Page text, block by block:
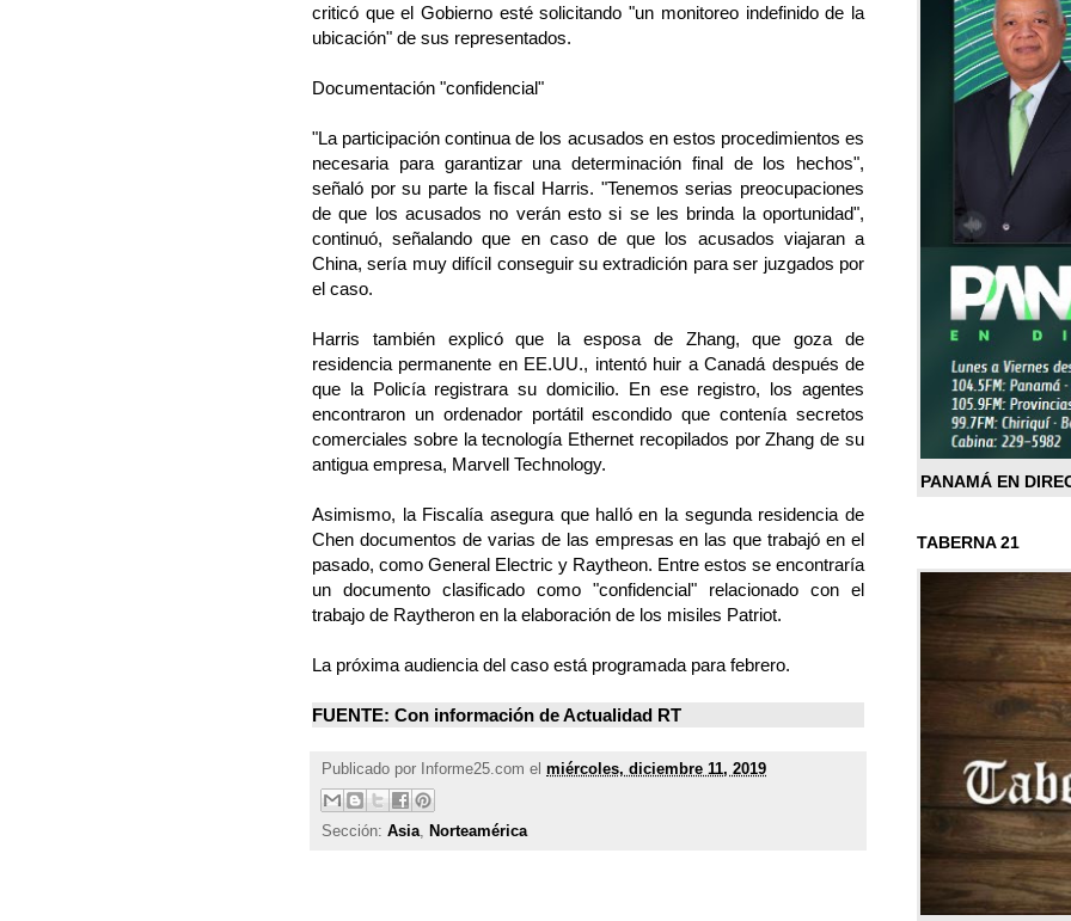
criticó que el Gobierno esté solicitando "un monitoreo indefinido de la
ubicación" de sus representados.
Documentación "confidencial"
"La participación continua de los acusados en estos procedimientos es
necesaria para garantizar una determinación final de los hechos",
señaló por su parte la fiscal Harris. "Tenemos serias preocupaciones
de que los acusados no verán esto si se les brinda la oportunidad",
continuó, señalando que en caso de que los acusados viajaran a
China, sería muy difícil conseguir su extradición para ser juzgados por
el caso.
Harris también explicó que la esposa de Zhang, que goza de
residencia permanente en EE.UU., intentó huir a Canadá después de
que la Policía registrara su domicilio. En ese registro, los agentes
encontraron un ordenador portátil escondido que contenía secretos
comerciales sobre la tecnología Ethernet recopilados por Zhang de su
antigua empresa, Marvell Technology.
Asimismo, la Fiscalía asegura que halló en la segunda residencia de
Chen documentos de varias de las empresas en las que trabajó en el
pasado, como General Electric y Raytheon. Entre estos se encontraría
un documento clasificado como "confidencial" relacionado con el
trabajo de Raytheron en la elaboración de los misiles Patriot.
La próxima audiencia del caso está programada para febrero.
FUENTE: Con información deActualidad RT
Publicado por Informe25.com el miércoles, diciembre 11, 2019
Sección: Asia, Norteamérica
PANAMÁ EN
TABERNA 21